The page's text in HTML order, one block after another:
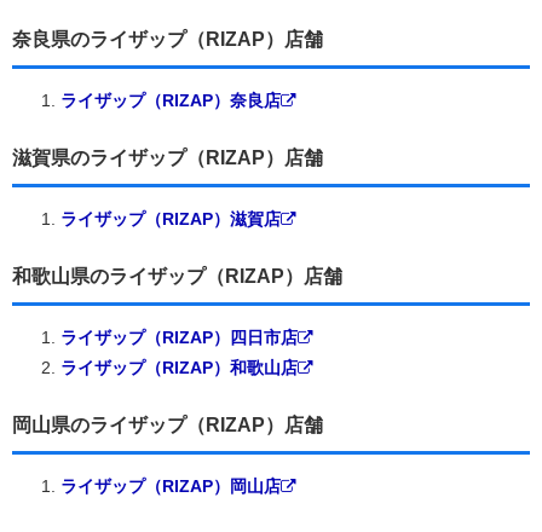
奈良県のライザップ（RIZAP）店舗
ライザップ（RIZAP）奈良店
滋賀県のライザップ（RIZAP）店舗
ライザップ（RIZAP）滋賀店
和歌山県のライザップ（RIZAP）店舗
ライザップ（RIZAP）四日市店
ライザップ（RIZAP）和歌山店
岡山県のライザップ（RIZAP）店舗
ライザップ（RIZAP）岡山店